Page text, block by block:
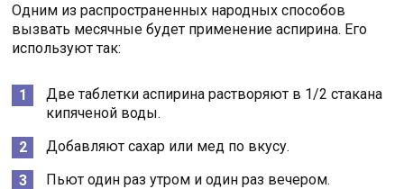
Одним из распространенных народных способов
вызвать месячные будет применение аспирина. Его
используют так:
Две таблетки аспирина растворяют в 1/2 стакана
кипяченой воды.
Добавляют сахар или мед по вкусу.
Пьют один раз утром и один раз вечером.